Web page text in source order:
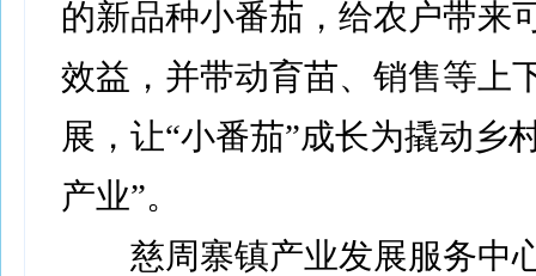
的新品种小番茄，给农户带来
效益，并带动育苗、销售等上
展，让“小番茄”成长为撬动乡
产业”。
慈周寨镇产业发展服务中